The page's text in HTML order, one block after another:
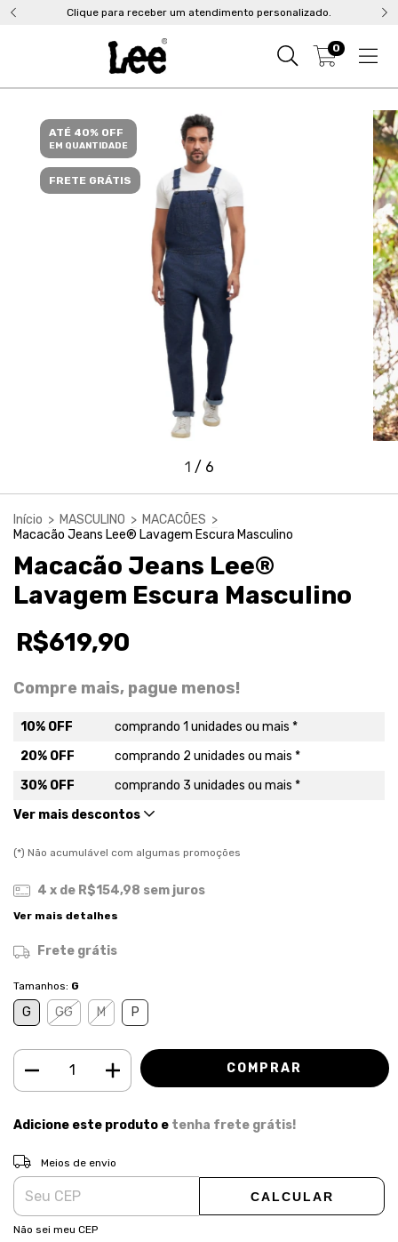
Clique para receber um atendimento personalizado.
0
ATÉ 40% OFF
EM QUANTIDADE
FRETE GRÁTIS
1 / 6
Início > MASCULINO > MACACÕES >
Macacão Jeans Lee® Lavagem Escura Masculino
Macacão Jeans Lee®
Lavagem Escura Masculino
R$619,90
Compre mais, pague menos!
10% OFF
comprando 1 unidades ou mais *
20% OFF
comprando 2 unidades ou mais *
30% OFF
comprando 3 unidades ou mais *
Ver mais descontos
(*) Não acumulável com algumas promoções
4 x de R$154,98 sem juros
Ver mais detalhes
Frete grátis
Tamanhos: G
G GG M P
Adicione este produto e tenha frete grátis!
Entregas para o CEP:
Meios de envio
CALCULAR
Não sei meu CEP